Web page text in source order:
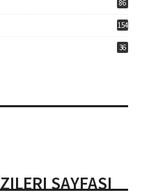
86
154
36
SAYFASI